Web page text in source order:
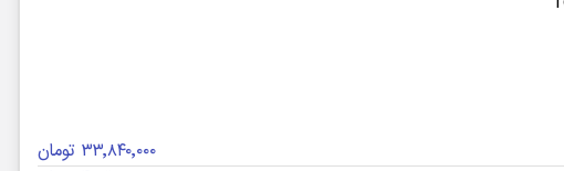
۳۳٬۸۴۰٬۰۰۰ تومان